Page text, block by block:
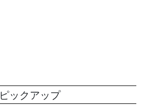
ピックアップ